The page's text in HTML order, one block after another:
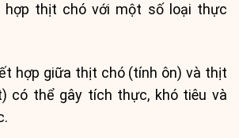
hợp thịt chó với một số loại thực
hợp giữa thịt chó (tính ôn) và thịt
có thể gây tích thực, khó tiêu và